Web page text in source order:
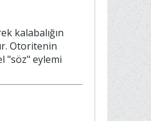
kalabalığın
Otoritenin
"söz" eylemi